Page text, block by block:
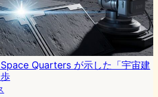
Quarters が示した「宇宙建